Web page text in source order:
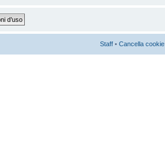
Staff • Cancella cookie